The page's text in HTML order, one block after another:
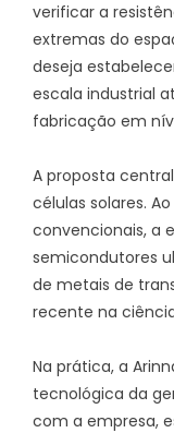
verificar a
extremas do
deseja
escala industrial
fabricação em
A proposta
células solares.
convencionais, a
semicondutores
de metais de
recente na
Na prática, a
tecnológica da
com a empresa,